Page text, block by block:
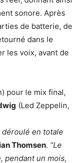
sonore. Après
de batterie, de
dans le
les voix, avant de
pour le mix final,
(Led Zeppelin,
déroulé en totale
Thomsen. “Le
pendant un mois,